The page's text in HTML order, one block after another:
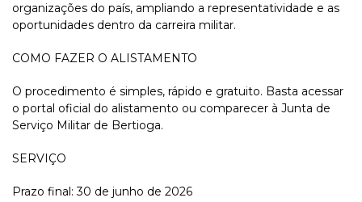
organizações do país, ampliando a representatividade e as
oportunidades dentro da carreira militar.
COMO FAZER O ALISTAMENTO
O procedimento é simples, rápido e gratuito. Basta acessar
o portal oficial do alistamento ou comparecer à Junta de
Serviço Militar de Bertioga.
SERVIÇO
Prazo final: 30 de junho de 2026